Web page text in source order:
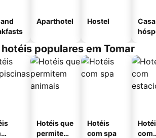
Aparthotel Hostel
populares em Tomar
Hotéis que
permitem
Hotéis
com spa
com